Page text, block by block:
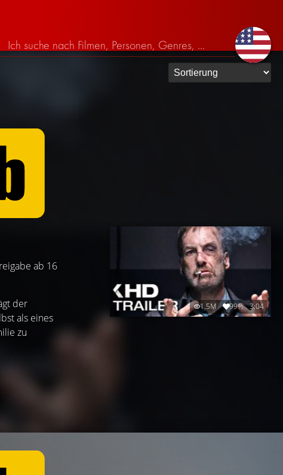
ab 16
der
als eines
zu
1.5M 99% 3:04